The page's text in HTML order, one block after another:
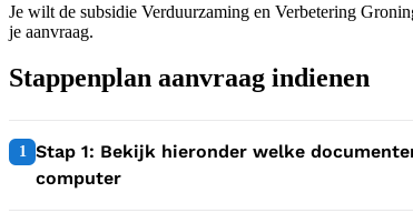
Je wilt de subsidie Verduurzaming en Verbetering
je aanvraag.
Stappenplan aanvraag indienen
1 1:
Stap 1: Bekijk hieronder welke
computer